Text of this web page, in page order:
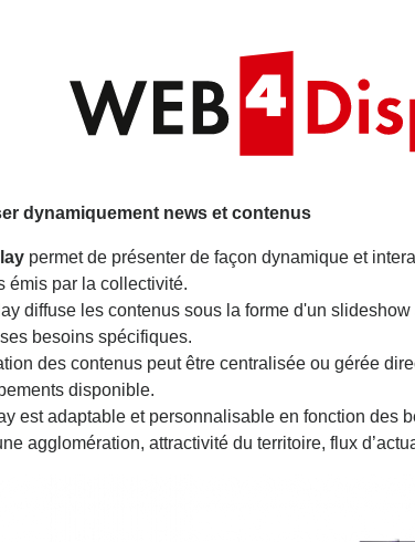
dynamiquement news et contenus
permet de présenter de façon dynamique et
émis par la collectivité.
diffuse les contenus sous la forme d'un
besoins spécifiques.
des contenus peut être centralisée ou gérée
disponible.
est adaptable et personnalisable en fonction des
agglomération, attractivité du territoire, flux